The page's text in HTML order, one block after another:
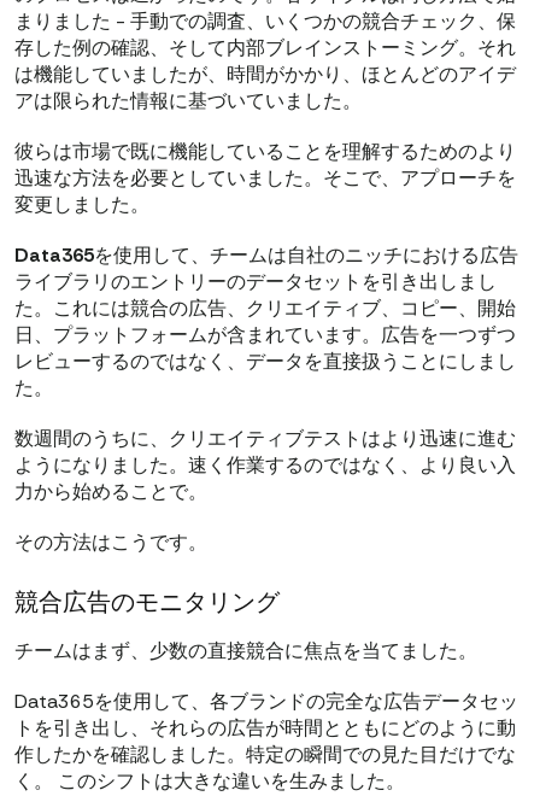
まりました - 手動での調査、いくつかの競合チェック、保
存した例の確認、そして内部ブレインストーミング。それ
は機能していましたが、時間がかかり、ほとんどのアイデ
アは限られた情報に基づいていました。
彼らは市場で既に機能していることを理解するためのより
迅速な方法を必要としていました。そこで、アプローチを
変更しました。
Data365を使用して、チームは自社のニッチにおける広告
ライブラリのエントリーのデータセットを引き出しまし
た。これには競合の広告、クリエイティブ、コピー、開始
日、プラットフォームが含まれています。広告を一つずつ
レビューするのではなく、データを直接扱うことにしまし
た。
数週間のうちに、クリエイティブテストはより迅速に進む
ようになりました。速く作業するのではなく、より良い入
力から始めることで。
その方法はこうです。
競合広告のモニタリング
チームはまず、少数の直接競合に焦点を当てました。
Data365を使用して、各ブランドの完全な広告データセッ
トを引き出し、それらの広告が時間とともにどのように動
作したかを確認しました。特定の瞬間での見た目だけでな
く。 このシフトは大きな違いを生みました。